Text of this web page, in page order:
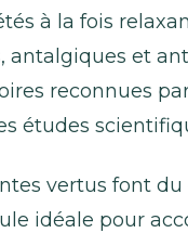
à la fois
antalgiques et
reconnues
études
vertus font du
idéale pour